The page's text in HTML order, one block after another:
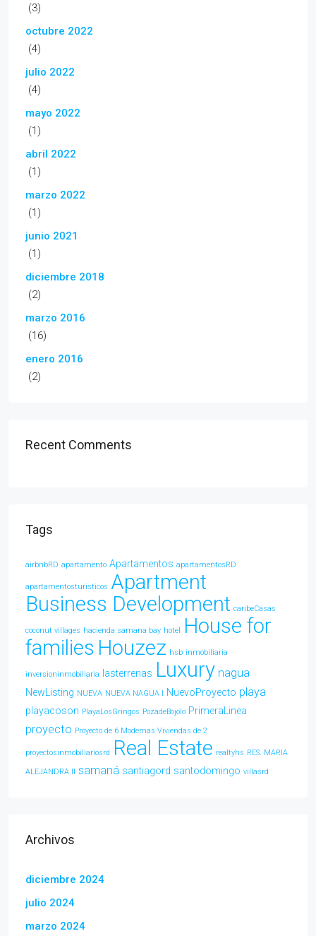
(3)
octubre 2022
(4)
julio 2022
(4)
mayo 2022
(1)
abril 2022
(1)
marzo 2022
(1)
junio 2021
(1)
diciembre 2018
(2)
marzo 2016
(16)
enero 2016
(2)
Recent Comments
Tags
airbnbRD apartamento Apartamentos apartamentosRD
apartamentosturisticos Apartment
Business Development caribeCasas
coconut villages hacienda samana bay hotel
House for
families Houzez hsb inmobiliaria
inversioninmobiliaria lasterrenas Luxury nagua
NewListing NUEVA NUEVA NAGUA l NuevoProyecto playa
playacoson PlayaLosGringos PozadeBojolo PrimeraLinea
proyecto Proyecto de 6 Modernas Viviendas de 2
proyectosinmobiliariosrd Real Estate realtyhs RES. MARIA
ALEJANDRA ll samaná santiagord santodomingo villasrd
Archivos
diciembre 2024
julio 2024
marzo 2024